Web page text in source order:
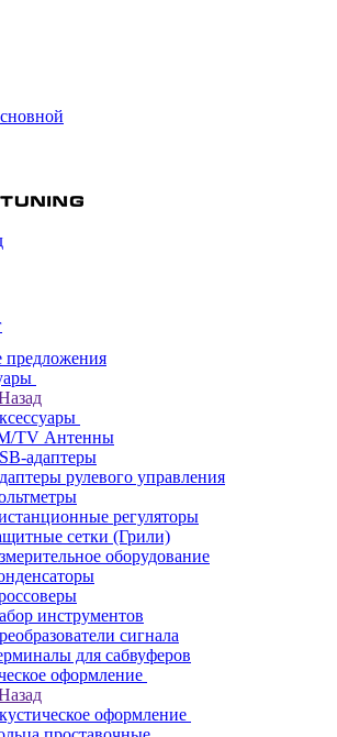
предложения
TV Антенны
адаптеры
рулевого управления
регуляторы
сетки (Грили)
оборудование
инструментов
сигнала
для сабвуферов
оформление
оформление